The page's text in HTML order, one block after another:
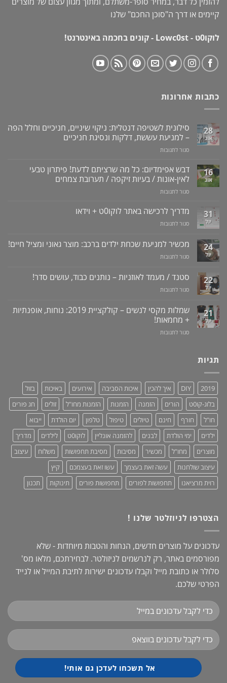
קיימים או דרך ה"סוכן החכם" שלנו
לוקו0ט - Lowc0st - קונים בחכמה באינטרנט!
כתבות אחרונות
28
אוג
סילונית לשטיפה דנטלית: ניקוי שיניים, חניכיים וחלל הפה
– למניעת עששת, דלקות ונסיגת חניכיים
סגור לתגובות
לשטיפה
דנטלית:
ניקוי
שיניים,
וחלל
–
עששת,
16
אוג
דבש אפימדיום: כל מה שרציתם לדעת! פיתרון טבעי
לאין-אונות / בעיות זיקפה / תערובת צמחים
סגור לתגובות
אפימדיום:
מה
לדעת!
טבעי
/
תערובת
צמחים
31
יול
מדריך לרכישה באתר לוקו0ט + וידאו
סגור לתגובות
לרכישה
באתר
וידאו
24
יול
מכשיר למניעת שכחת ילדים ברכב: מוצר גאוני ומציל חיים!
סגור לתגובות
למניעת
שכחת
ילדים
מוצר
גאוני
ומציל
חיים!
22
יול
סטנד / מעמד לאוזניות – נותנים כבוד, עושים סדר!
סגור לתגובות
/
מעמד
לאוזניות
–
21
יול
שמלות מקסי לנשים – קולקציית 2019: נוחות, אופנתיות
+ מחמאות!
סגור לתגובות
2019:
נוחות,
אופנתיות
+
מחמאות!
תגיות
2019
DIY איך להכין איכות הסביבה אירועים באיכות
בזול
בלוג-קו0ט
הורים הזמנה הזמנות הזמנות מחו"ל זולים
חג פורים
חו"ל
חורף חינם טיולים טיפול טלפון יום הולדת
ייבוא
ילדים
ימי הולדת לבנים להזמנה אונליין לוקו0ט לילדים
מדריך
מוצרים
מחו"ל מכשיר מסיבות מסיבת תחפושות משלוח
עיצוב
עיצוב שולחנות
עשה זאת בעצמך עשו זאת בעצמכם
קיץ
רוית מרציאנו
תחפושות לפורים תחפושות פורים תינוקות תכנון
הצטרפו לניוזלטר שלנו !
עדכונים על מוצרים חדשים, הנחות והטבות מיוחדות - שלא
מפורסמים באתר, רק לנרשמים לניזולטר. לבחירתכם, מלאו מס'
סלולר או כתובת מייל וקבלו עדכונים ישירות לתיבת המייל או לנייד
הפרטי שלכם.